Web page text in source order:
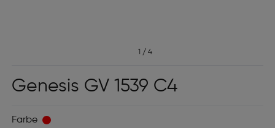
1 / 4
Genesis GV 1539 C4
Farbe